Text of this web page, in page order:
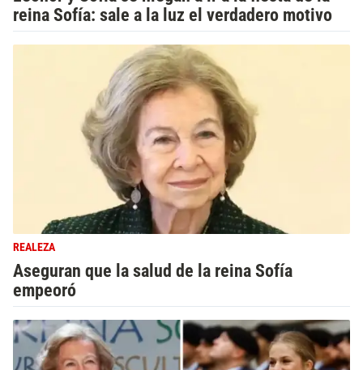
reina Sofía: sale a la luz el verdadero motivo
REALEZA
Aseguran que la salud de la reina Sofía
empeoró